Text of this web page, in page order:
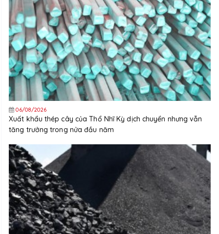
06/08/2026
Xuất khẩu thép cây của Thổ Nhĩ Kỳ dịch chuyển nhưng vẫn
tăng trưởng trong nửa đầu năm